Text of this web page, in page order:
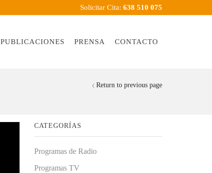
Solicitar Cita: 638 510 075
PUBLICACIONES PRENSA CONTACTO
Return to previous page
CATEGORÍAS
Programas de Radio
Programas TV